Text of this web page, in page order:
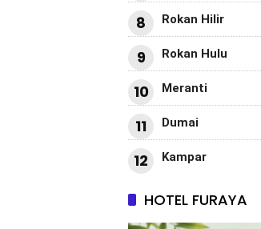
8 Rokan Hilir
9 Rokan Hulu
10 Meranti
11 Dumai
12 Kampar
HOTEL FURAYA